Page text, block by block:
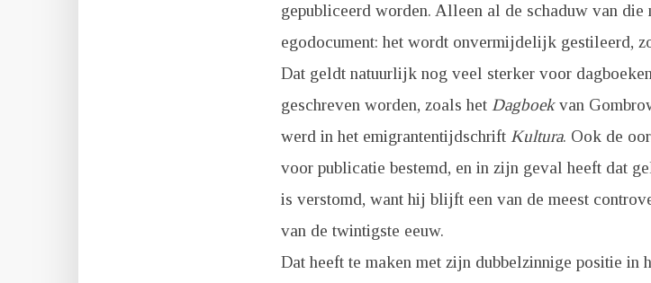
gepubliceerd worden. Alleen al de schaduw van die
egodocument: het wordt onvermijdelijk gestileerd,
Dat geldt natuurlijk nog veel sterker voor
geschreven worden, zoals het Dagboekvan
werd in het emigrantentijdschrift Kultura. Ook de
voor publicatie bestemd, en in zijn geval heeft dat
is verstomd, want hij blijft een van de meest
van de twintigste eeuw.
Dat heeft te maken met zijn dubbelzinnige positie